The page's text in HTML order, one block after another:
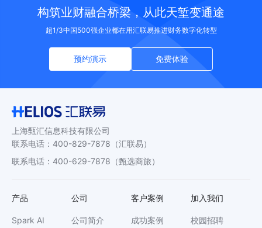
构筑业财融合桥梁，从此天堑变通途
超1/3中国500强企业都在用汇联易推进财务数字化转型
预约演示 免费体验
上海甄汇信息科技有限公司
联系电话 ： 400-829-7878 （汇联易）
联系电话 ： 400-629-7878 （甄选商旅）
产品
Spark AI
公司
公司简介
客户案例
成功案例
加入我们
校园招聘